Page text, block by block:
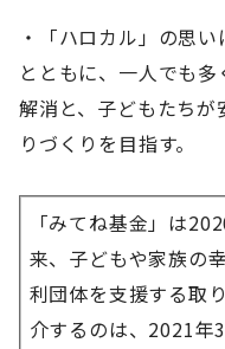
・「ハロカル」の思
とともに、一人でも多
解消と、子どもたち
りづくりを目指す。
「みてね基金」は
来、子どもや家族の
利団体を支援する取
介するのは、2021年